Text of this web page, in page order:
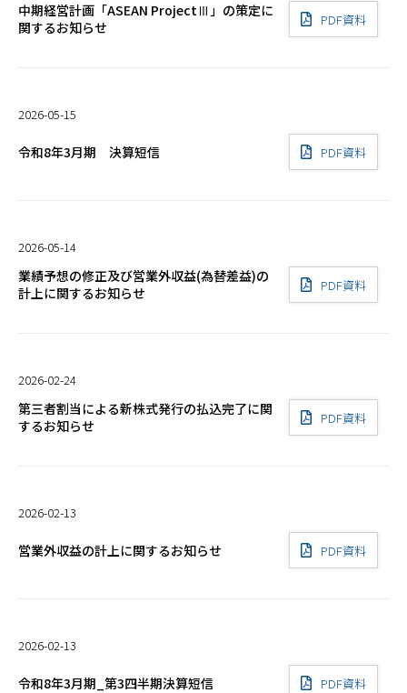
中期経営計画「ASEAN ProjectⅢ」の策定に
関するお知らせ
PDF資料
2026-05-15
令和8年3月期 決算短信 PDF資料
2026-05-14
業績予想の修正及び営業外収益(為替差益)の
計上に関するお知らせ
PDF資料
2026-02-24
第三者割当による新株式発行の払込完了に関
するお知らせ
PDF資料
2026-02-13
営業外収益の計上に関するお知らせ PDF資料
2026-02-13
令和8年3月期_第3四半期決算短信 PDF資料